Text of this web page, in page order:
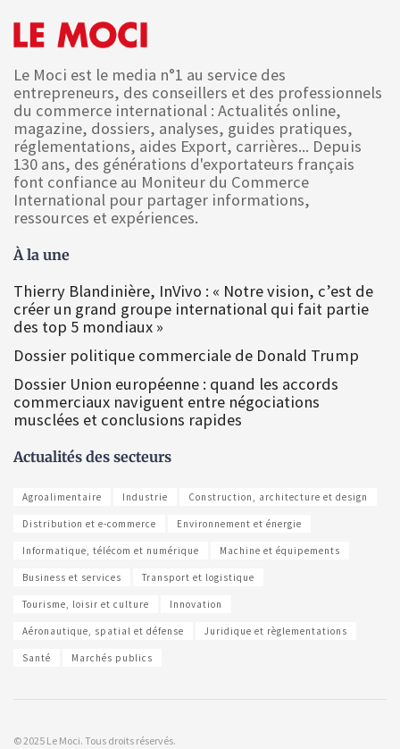
Le Moci est le media n°1 au service des
entrepreneurs, des conseillers et des professionnels
du commerce international : Actualités online,
magazine, dossiers, analyses, guides pratiques,
réglementations, aides Export, carrières... Depuis
130 ans, des générations d'exportateurs français
font confiance au Moniteur du Commerce
International pour partager informations,
ressources et expériences.
À la une
Thierry Blandinière, InVivo : « Notre vision, c’est de
créer un grand groupe international qui fait partie
des top 5 mondiaux »
Dossier politique commerciale de Donald Trump
Dossier Union européenne : quand les accords
commerciaux naviguent entre négociations
musclées et conclusions rapides
Actualités des secteurs
Agroalimentaire Industrie Construction, architecture et design
Distribution et e-commerce Environnement et énergie
Informatique, télécom et numérique Machine et équipements
Business et services Transport et logistique
Tourisme, loisir et culture Innovation
Aéronautique, spatial et défense Juridique et règlementations
Santé Marchés publics
© 2025 Le Moci. Tous droits réservés.